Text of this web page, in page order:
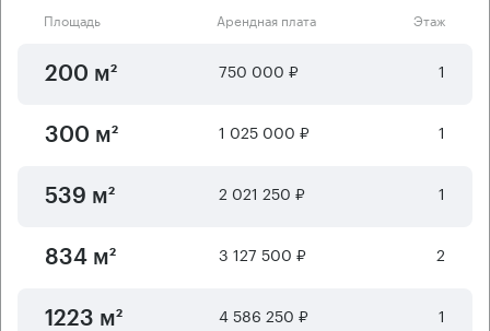
Площадь Арендная плата Этаж
200 м² 750 000 ₽ 1
300 м² 1 025 000 ₽ 1
539 м² 2 021 250 ₽ 1
834 м² 3 127 500 ₽ 2
1223 м² 4 586 250 ₽ 1